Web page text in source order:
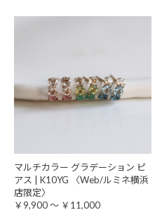
マルチカラー グラデーション ピ
アス | K10YG 〈Web/ルミネ横浜
店限定〉
￥9,900 ～ ￥11,000